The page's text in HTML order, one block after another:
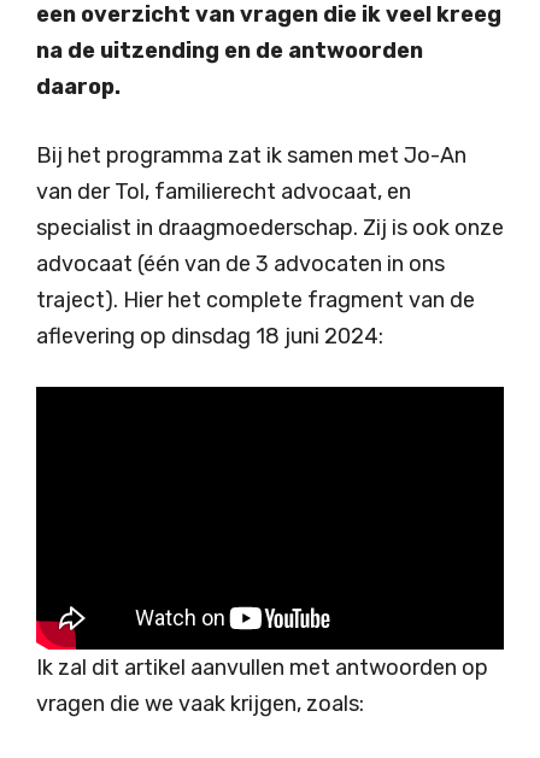
een overzicht van vragen die ik veel kreeg
na de uitzending en de antwoorden
daarop.
Bij het programma zat ik samen met Jo-An
van der Tol, familierecht advocaat, en
specialist in draagmoederschap. Zij is ook onze
advocaat (één van de 3 advocaten in ons
traject). Hier het complete fragment van de
aflevering op dinsdag 18 juni 2024:
Ik zal dit artikel aanvullen met antwoorden op
vragen die we vaak krijgen, zoals: